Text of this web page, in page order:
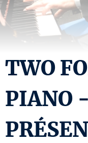
TWO
PIANO